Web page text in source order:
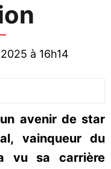
à 16h14
avenir de star
vainqueur du
vu sa carrière